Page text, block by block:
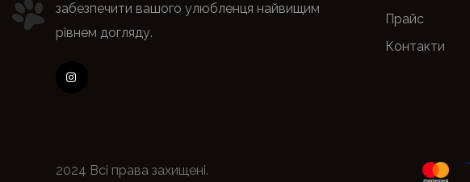
забезпечити вашого улюбленця найвищим
рівнем догляду.
Прайс
Контакти
2024 Всі права захищені.